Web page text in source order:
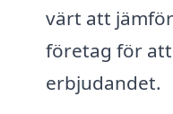
värt att
företag för
erbjudandet.